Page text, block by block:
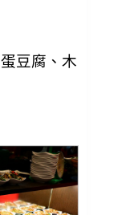
豆腐、木